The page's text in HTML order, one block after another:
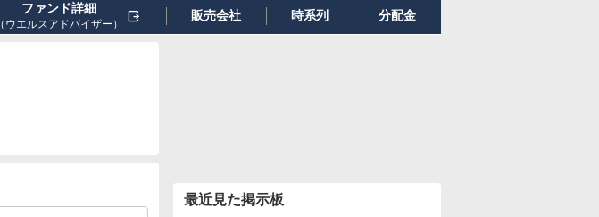
ファンド詳細
（ウエルスアドバイザー）
販売会社 時系列 分配金
最近見た掲示板